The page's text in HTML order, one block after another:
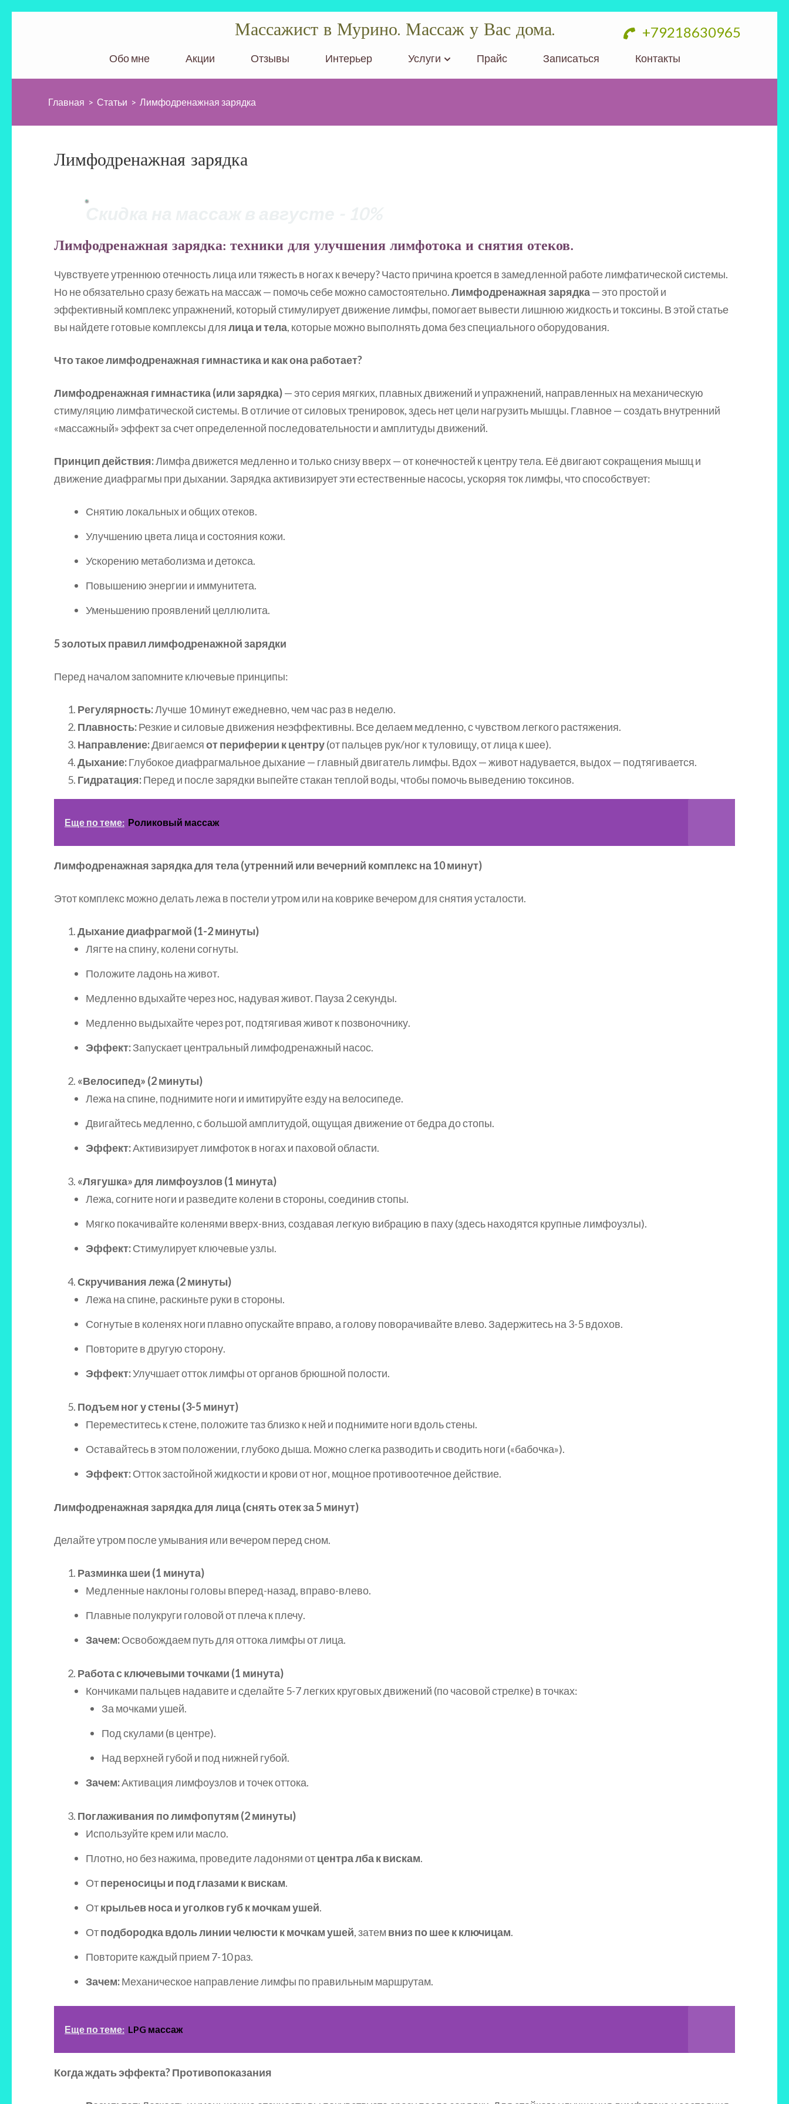
+79218630965
Массажист в Мурино. Массаж у Вас дома.
Обо мне Акции Отзывы Интерьер Услуги Прайс Записаться Контакты
Главная > Статьи > Лимфодренажная зарядка
Лимфодренажная зарядка
Лимфодренажная зарядка: техники для улучшения лимфотока и снятия отеков.
Чувствуете утреннюю отечность лица или тяжесть в ногах к вечеру? Часто причина кроется в замедленной работе лимфатической системы.
Но не обязательно сразу бежать на массаж — помочь себе можно самостоятельно.Лимфодренажная зарядка— это простой и
эффективный комплекс упражнений, который стимулирует движение лимфы, помогает вывести лишнюю жидкость и токсины. В этой статье
вы найдете готовые комплексы длялица и тела, которые можно выполнять дома без специального оборудования.
Что такое лимфодренажная гимнастика и как она работает?
Лимфодренажная гимнастика (или зарядка)— это серия мягких, плавных движений и упражнений, направленных на механическую
стимуляцию лимфатической системы. В отличие от силовых тренировок, здесь нет цели нагрузить мышцы. Главное — создать внутренний
«массажный» эффект за счет определенной последовательности и амплитуды движений.
Принцип действия:Лимфа движется медленно и только снизу вверх — от конечностей к центру тела. Её двигают сокращения мышц и
движение диафрагмы при дыхании. Зарядка активизирует эти естественные насосы, ускоряя ток лимфы, что способствует:
Снятию локальных и общих отеков.
Улучшению цвета лица и состояния кожи.
Ускорению метаболизма и детокса.
Повышению энергии и иммунитета.
Уменьшению проявлений целлюлита.
5 золотых правил лимфодренажной зарядки
Перед началом запомните ключевые принципы:
Регулярность:Лучше 10 минут ежедневно, чем час раз в неделю.
Плавность:Резкие и силовые движения неэффективны. Все делаем медленно, с чувством легкого растяжения.
Направление:Двигаемсяот периферии к центру(от пальцев рук/ног к туловищу, от лица к шее).
Дыхание:Глубокое диафрагмальное дыхание — главный двигатель лимфы. Вдох — живот надувается, выдох — подтягивается.
Гидратация:Перед и после зарядки выпейте стакан теплой воды, чтобы помочь выведению токсинов.
Еще по теме: Роликовый массаж
Лимфодренажная зарядка для тела (утренний или вечерний комплекс на 10 минут)
Этот комплекс можно делать лежа в постели утром или на коврике вечером для снятия усталости.
Дыхание диафрагмой (1-2 минуты)
Лягте на спину, колени согнуты.
Положите ладонь на живот.
Медленно вдыхайте через нос, надувая живот. Пауза 2 секунды.
Медленно выдыхайте через рот, подтягивая живот к позвоночнику.
Эффект:Запускает центральный лимфодренажный насос.
«Велосипед» (2 минуты)
Лежа на спине, поднимите ноги и имитируйте езду на велосипеде.
Двигайтесь медленно, с большой амплитудой, ощущая движение от бедра до стопы.
Эффект:Активизирует лимфоток в ногах и паховой области.
«Лягушка» для лимфоузлов (1 минута)
Лежа, согните ноги и разведите колени в стороны, соединив стопы.
Мягко покачивайте коленями вверх-вниз, создавая легкую вибрацию в паху (здесь находятся крупные лимфоузлы).
Эффект:Стимулирует ключевые узлы.
Скручивания лежа (2 минуты)
Лежа на спине, раскиньте руки в стороны.
Согнутые в коленях ноги плавно опускайте вправо, а голову поворачивайте влево. Задержитесь на 3-5 вдохов.
Повторите в другую сторону.
Эффект:Улучшает отток лимфы от органов брюшной полости.
Подъем ног у стены (3-5 минут)
Переместитесь к стене, положите таз близко к ней и поднимите ноги вдоль стены.
Оставайтесь в этом положении, глубоко дыша. Можно слегка разводить и сводить ноги («бабочка»).
Эффект:Отток застойной жидкости и крови от ног, мощное противоотечное действие.
Лимфодренажная зарядка для лица (снять отек за 5 минут)
Делайте утром после умывания или вечером перед сном.
Разминка шеи (1 минута)
Медленные наклоны головы вперед-назад, вправо-влево.
Плавные полукруги головой от плеча к плечу.
Зачем:Освобождаем путь для оттока лимфы от лица.
Работа с ключевыми точками (1 минута)
Кончиками пальцев надавите и сделайте 5-7 легких круговых движений (по часовой стрелке) в точках:
За мочками ушей.
Под скулами (в центре).
Над верхней губой и под нижней губой.
Зачем:Активация лимфоузлов и точек оттока.
Поглаживания по лимфопутям (2 минуты)
Используйте крем или масло.
Плотно, но без нажима, проведите ладонями отцентра лба к вискам.
Отпереносицы и под глазами к вискам.
Открыльев носа и уголков губ к мочкам ушей.
Отподбородка вдоль линии челюсти к мочкам ушей, затем вниз по шее к ключицам.
Повторите каждый прием 7-10 раз.
Зачем:Механическое направление лимфы по правильным маршрутам.
Еще по теме: LPG массаж
Когда ждать эффекта? Противопоказания